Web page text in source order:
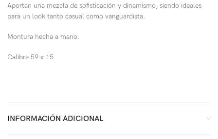
Aportan una mezcla de sofisticación y dinamismo, siendo ideales
para un look tanto casual como vanguardista.
Montura hecha a mano.
Calibre 59 x 15
INFORMACIÓN ADICIONAL